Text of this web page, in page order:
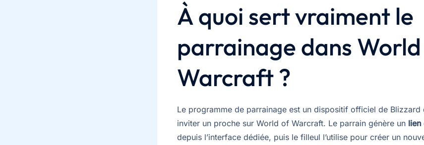
À quoi sert vraiment le
parrainage dans
Warcraft ?
Le programme de parrainage est un dispositif officiel de Blizzard
inviter un proche sur World of Warcraft. Le parrain génère un lien
depuis l’interface dédiée, puis le filleul l’utilise pour créer un